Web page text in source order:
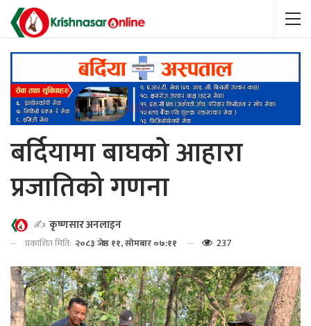
बर्दियामा बाघको आहारा
प्रजातिको गणना
✍️ कृष्णसार अनलाइन
प्रकाशित मिति: २०८३ जेष्ठ ११, सोमबार ०७:११ 237